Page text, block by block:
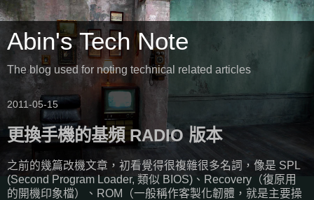
Abin's Tech Note
The blog used for noting technical related articles
2011-05-15
更換手機的基頻 RADIO 版本
之前的幾篇改機文章，初看覺得很複雜很多名詞，像是 SPL
(Second Program Loader, 類似 BIOS)、Recovery（復原用
的開機印象檔）、ROM（一般稱作客製化韌體，就是主要操